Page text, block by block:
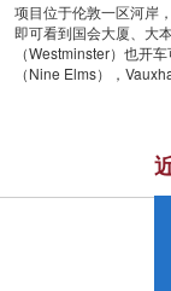
项目位于伦敦一区河岸
即可看到国会大厦、大
（Westminster）也开
（Nine Elms），